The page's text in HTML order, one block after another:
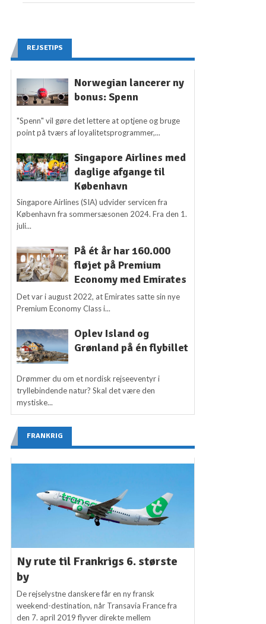
REJSETIPS
Norwegian lancerer ny
bonus: Spenn
"Spenn" vil gøre det lettere at optjene og bruge
point på tværs af loyalitetsprogrammer,...
Singapore Airlines med
daglige afgange til
København
Singapore Airlines (SIA) udvider servicen fra
København fra sommersæsonen 2024. Fra den 1.
juli...
På ét år har 160.000
fløjet på Premium
Economy med Emirates
Det var i august 2022, at Emirates satte sin nye
Premium Economy Class i...
Oplev Island og
Grønland på én flybillet
Drømmer du om et nordisk rejseeventyr i
tryllebindende natur? Skal det være den
mystiske...
FRANKRIG
Ny rute til Frankrigs 6. største
by
De rejselystne danskere får en ny fransk
weekend-destination, når Transavia France fra
den 7. april 2019 flyver direkte mellem